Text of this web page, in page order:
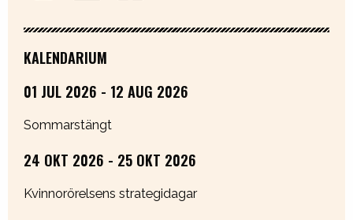
KALENDARIUM
01 JUL 2026 - 12 AUG 2026
Sommarstängt
24 OKT 2026 - 25 OKT 2026
Kvinnorörelsens strategidagar